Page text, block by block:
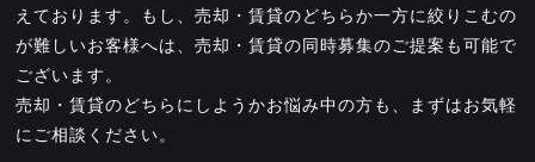
えております。もし、売却・賃貸のどちらか一方に絞りこむの
が難しいお客様へは、売却・賃貸の同時募集のご提案も可能で
ございます。
売却・賃貸のどちらにしようかお悩み中の方も、まずはお気軽
にご相談ください。